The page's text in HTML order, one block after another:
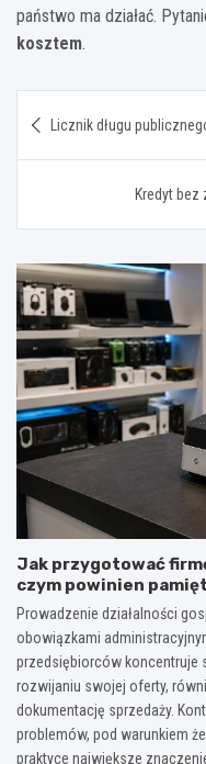
państwo ma działać.
kosztem.
wpisu
Licznik długu
Kredyt bez
Jak przygotować
czym powinien
Prowadzenie działalności
obowiązkami
przedsiębiorców koncentruje
rozwijaniu swojej oferty,
dokumentację sprzedaży.
problemów, pod warunkiem
praktyce największe